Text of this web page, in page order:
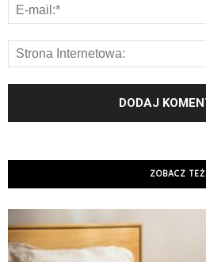
ZOBACZ TEŻ